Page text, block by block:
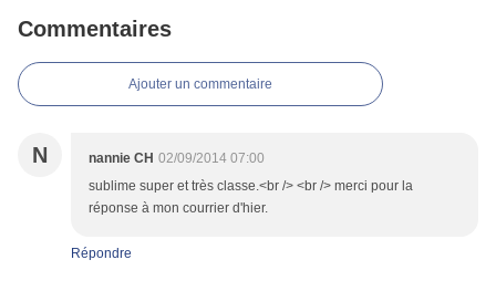
Commentaires
Ajouter un commentaire
N nannie CH 02/09/2014 07:00
sublime super et très classe.<br /> <br /> merci pour la
réponse à mon courrier d'hier.
Répondre